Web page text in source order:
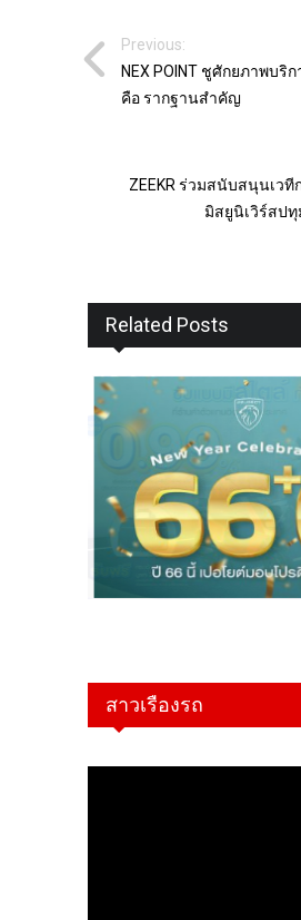
Previous:
NEX POINT ชูศักยภาพบริ
คือ รากฐานสำคัญ
ZEEKR ร่วมสนับสนุนเวที
มิสยูนิเวิร์สป
Related Posts
สาวเรืองรถ